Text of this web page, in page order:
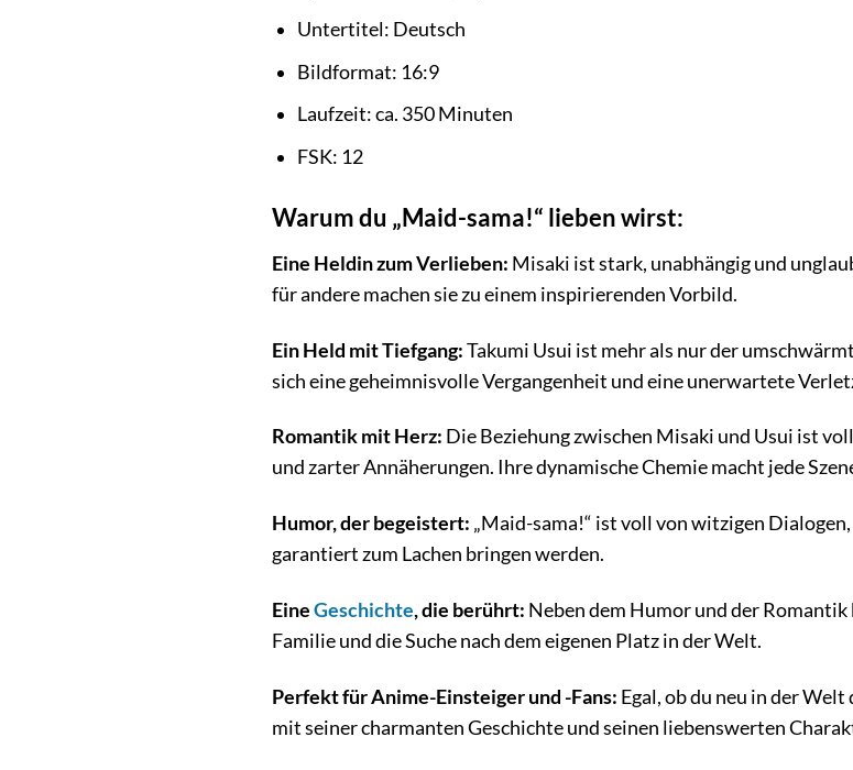
Untertitel: Deutsch
Bildformat: 16:9
Laufzeit: ca. 350 Minuten
FSK: 12
Warum du „Maid-sama!“ lieben wirst:
Eine Heldin zum Verlieben: Misaki ist stark, unabhängig und
für andere machen sie zu einem inspirierenden Vorbild.
Ein Held mit Tiefgang:Takumi Usui ist mehr als nur der
sich eine geheimnisvolle Vergangenheit und eine unerwartete
Romantik mit Herz: Die Beziehung zwischen Misaki und Usui ist
und zarter Annäherungen. Ihre dynamische Chemie macht jede
Humor, der begeistert: „Maid-sama!“ ist voll von witzigen
garantiert zum Lachen bringen werden.
EineGeschichte, die berührt: Neben dem Humor und der
Familie und die Suche nach dem eigenen Platz in der Welt.
Perfekt für Anime-Einsteiger und -Fans: Egal, ob du neu in der
mit seiner charmanten Geschichte und seinen liebenswerten